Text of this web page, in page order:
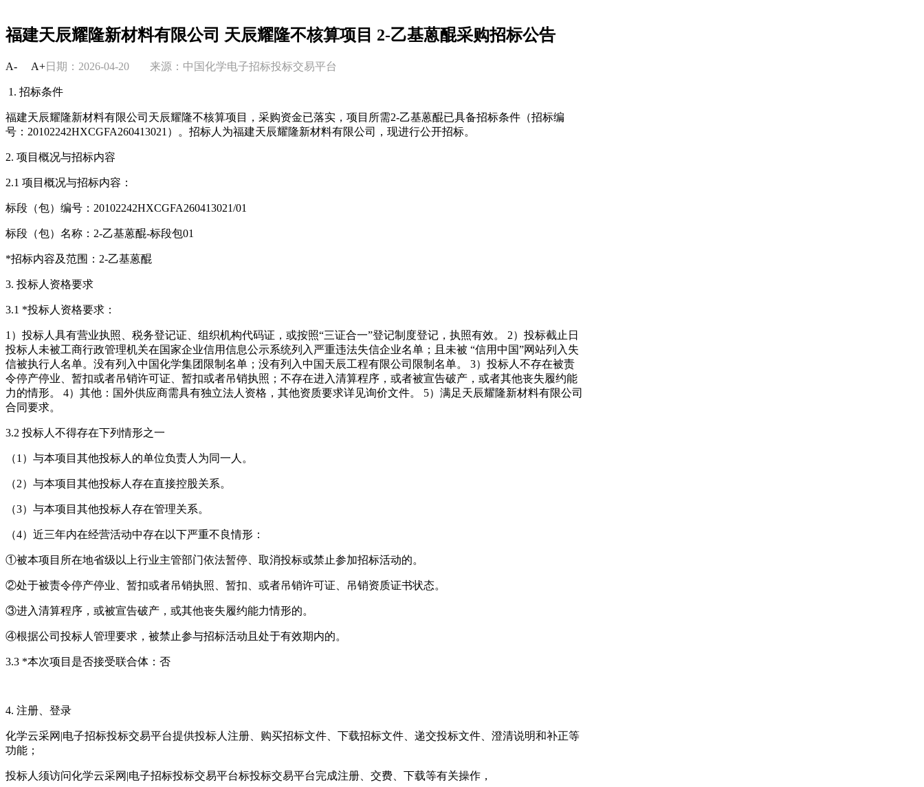
福建天辰耀隆新材料有限公司 天辰耀隆不核算项目 2-乙基蒽醌采购招标公告
A- A+日期：2026-04-20 来源：中国化学电子招标投标交易平台
1. 招标条件
福建天辰耀隆新材料有限公司天辰耀隆不核算项目，采购资金已落实，项目所需2-乙基蒽醌已具备招标条件（招标编
号：20102242HXCGFA260413021）。招标人为福建天辰耀隆新材料有限公司，现进行公开招标。
2. 项目概况与招标内容
2.1 项目概况与招标内容：
标段（包）编号：20102242HXCGFA260413021/01
标段（包）名称：2-乙基蒽醌-标段包01
*招标内容及范围：2-乙基蒽醌
3. 投标人资格要求
3.1 *投标人资格要求：
1）投标人具有营业执照、税务登记证、组织机构代码证，或按照“三证合一”登记制度登记，执照有效。 2）投标截止日
投标人未被工商行政管理机关在国家企业信用信息公示系统列入严重违法失信企业名单；且未被 “信用中国”网站列入失
信被执行人名单。没有列入中国化学集团限制名单；没有列入中国天辰工程有限公司限制名单。 3）投标人不存在被责
令停产停业、暂扣或者吊销许可证、暂扣或者吊销执照；不存在进入清算程序，或者被宣告破产，或者其他丧失履约能
力的情形。 4）其他：国外供应商需具有独立法人资格，其他资质要求详见询价文件。 5）满足天辰耀隆新材料有限公司
合同要求。
3.2 投标人不得存在下列情形之一
（1）与本项目其他投标人的单位负责人为同一人。
（2）与本项目其他投标人存在直接控股关系。
（3）与本项目其他投标人存在管理关系。
（4）近三年内在经营活动中存在以下严重不良情形：
①被本项目所在地省级以上行业主管部门依法暂停、取消投标或禁止参加招标活动的。
②处于被责令停产停业、暂扣或者吊销执照、暂扣、或者吊销许可证、吊销资质证书状态。
③进入清算程序，或被宣告破产，或其他丧失履约能力情形的。
④根据公司投标人管理要求，被禁止参与招标活动且处于有效期内的。
3.3 *本次项目是否接受联合体：否
4. 注册、登录
化学云采网|电子招标投标交易平台提供投标人注册、购买招标文件、下载招标文件、递交投标文件、澄清说明和补正等
功能；
投标人须访问化学云采网|电子招标投标交易平台标投标交易平台完成注册、交费、下载等有关操作，